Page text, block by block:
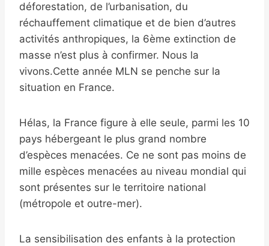
déforestation, de l’urbanisation, du
réchauffement climatique et de bien d’autres
activités anthropiques, la 6ème extinction de
masse n’est plus à confirmer. Nous la
vivons.Cette année MLN se penche sur la
situation en France.
Hélas, la France figure à elle seule, parmi les 10
pays hébergeant le plus grand nombre
d’espèces menacées. Ce ne sont pas moins de
mille espèces menacées au niveau mondial qui
sont présentes sur le territoire national
(métropole et outre-mer).
La sensibilisation des enfants à la protection